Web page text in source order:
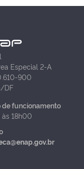
Especial 2-A
900
DF
de funcionamento
18h00